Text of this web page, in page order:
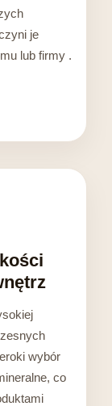
je
lub firmy .
wybór
co